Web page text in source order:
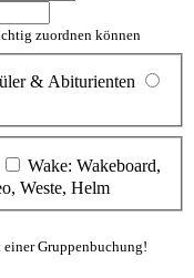
zuordnen können
& Abiturienten
Wake: Wakeboard,
Weste, Helm
Gruppenbuchung!